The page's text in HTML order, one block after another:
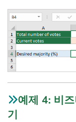
예제 4: 비
기